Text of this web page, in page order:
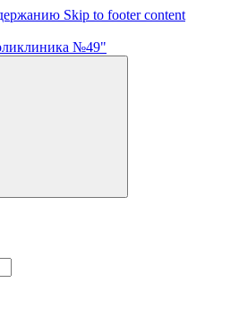
Skip to footer content
№49"